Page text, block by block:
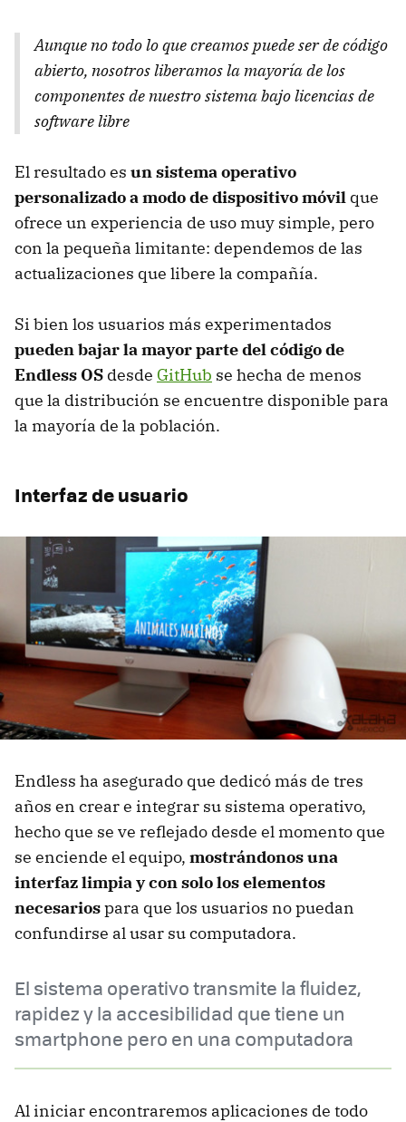
Aunque no todo lo que creamos puede ser de código
abierto, nosotros liberamos la mayoría de los
componentes de nuestro sistema bajo licencias de
software libre
El resultado es un sistema operativo
personalizado a modo de dispositivo móvil que
ofrece un experiencia de uso muy simple, pero
con la pequeña limitante: dependemos de las
actualizaciones que libere la compañía.
Si bien los usuarios más experimentados
pueden bajar la mayor parte del código de
Endless OS desde GitHub se hecha de menos
que la distribución se encuentre disponible para
la mayoría de la población.
Interfaz de usuario
Endless ha asegurado que dedicó más de tres
años en crear e integrar su sistema operativo,
hecho que se ve reflejado desde el momento que
se enciende el equipo, mostrándonos una
interfaz limpia y con solo los elementos
necesariospara que los usuarios no puedan
confundirse al usar su computadora.
El sistema operativo transmite la fluidez,
rapidez y la accesibilidad que tiene un
smartphone pero en una computadora
Al iniciar encontraremos aplicaciones de todo